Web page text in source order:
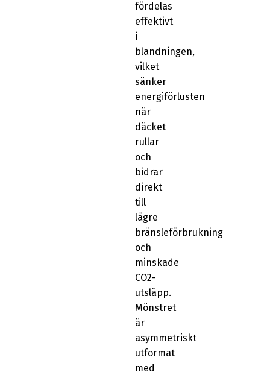
fördelas
effektivt
i
blandningen,
vilket
sänker
energiförlusten
när
däcket
rullar
och
bidrar
direkt
till
lägre
bränsleförbrukning
och
minskade
CO2-
utsläpp.
Mönstret
är
asymmetriskt
utformat
med